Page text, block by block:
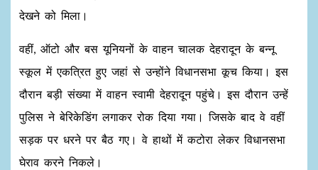
देखने को मिला।
वहीं, ऑटो और बस यूनियनों के वाहन चालक देहरादून के बन्नू
स्कूल में एकत्रित हुए जहां से उन्होंने विधानसभा कूच किया। इस
दौरान बड़ी संख्या में वाहन स्वामी देहरादून पहुंचे। इस दौरान उन्हें
पुलिस ने बेरिकेडिंग लगाकर रोक दिया गया। जिसके बाद वे वहीं
सड़क पर धरने पर बैठ गए। वे हाथों में कटोरा लेकर विधानसभा
घेराव करने निकले।